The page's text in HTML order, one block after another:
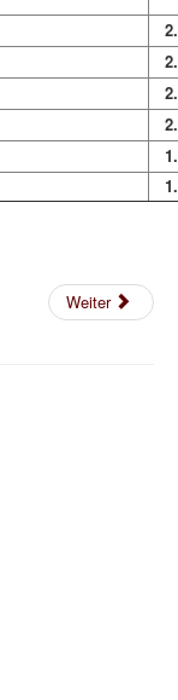
Weiter